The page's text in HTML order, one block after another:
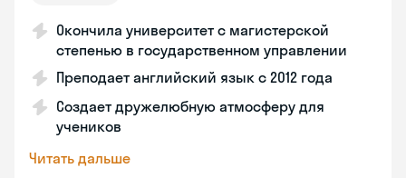
Окончила университет с магистерской
степенью в государственном управлении
Преподает английский язык с 2012 года
Создает дружелюбную атмосферу для
учеников
Читать дальше